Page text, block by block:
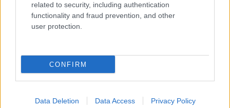
related to security, including authentication
functionality and fraud prevention, and other
user protection.
CONFIRM
Data Deletion Data Access Privacy Policy